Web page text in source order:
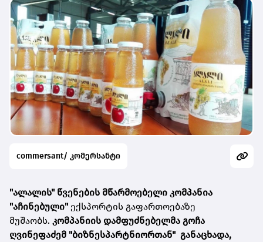
commersant/ კომერსანტი
"ალალის" წვენების მწარმოებელი კომპანია
"აჩინებული" ექსპორტის გაფართოებაზე
მუშაობს. კომპანიის დამფუძნებელმა გოჩა
ღვინეფაძემ "ბიზნესპარტნიორთან" განაცხადა,